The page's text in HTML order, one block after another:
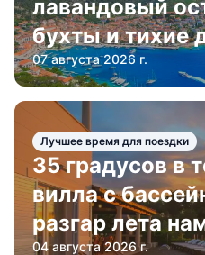
лавандовый
бухты и тихие
07 августа 2026 г.
Лучшее время для поездки
35 градусов в
вилла с
разгар лета
04 августа 2026 г.